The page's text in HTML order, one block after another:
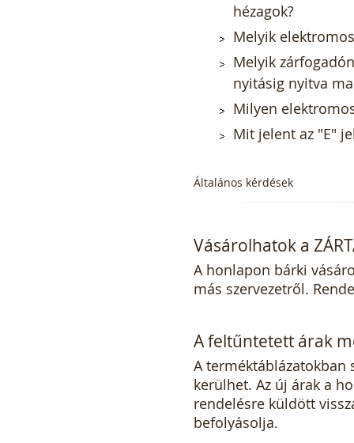
hézagok?
Melyik
Melyik
nyitásig nyitva
Milyen
Mit jelent az "E"
Általános kérdések
Vásárolhatok a
A honlapon bárki
más szervezetről.
A feltűntetett árak
A terméktáblázatokban
kerülhet. Az új árak a
rendelésre küldött
befolyásolja.